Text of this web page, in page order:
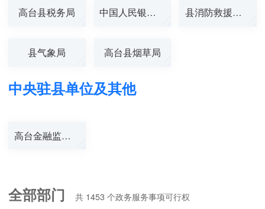
高台县税务局 中国人民银行高... 县消防救援大队
县气象局 高台县烟草局
中央驻县单位及其他
高台金融监管支...
全部部门 共 1453 个政务服务事项可行权